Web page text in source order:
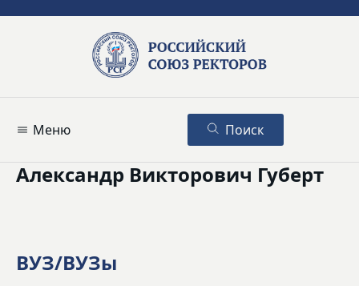
Меню Поиск
Александр Викторович Губерт
ВУЗ/ВУЗы